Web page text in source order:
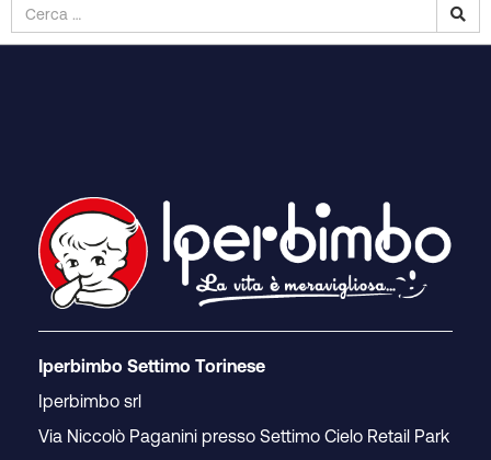
Iperbimbo Settimo Torinese
Iperbimbo srl
Via Niccolò Paganini presso Settimo Cielo Retail Park